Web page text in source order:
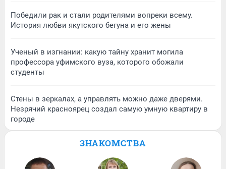
Победили рак и стали родителями вопреки всему.
История любви якутского бегуна и его жены
Ученый в изгнании: какую тайну хранит могила
профессора уфимского вуза, которого обожали
студенты
Стены в зеркалах, а управлять можно даже дверями.
Незрячий красноярец создал самую умную квартиру в
городе
ЗНАКОМСТВА